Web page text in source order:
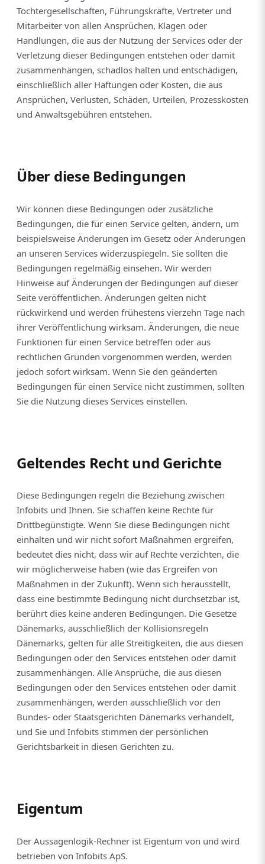
Tochtergesellschaften, Führungskräfte, Vertreter und
Mitarbeiter von allen Ansprüchen, Klagen oder
Handlungen, die aus der Nutzung der Services oder der
Verletzung dieser Bedingungen entstehen oder damit
zusammenhängen, schadlos halten und entschädigen,
einschließlich aller Haftungen oder Kosten, die aus
Ansprüchen, Verlusten, Schäden, Urteilen, Prozesskosten
und Anwaltsgebühren entstehen.
Über diese Bedingungen
Wir können diese Bedingungen oder zusätzliche
Bedingungen, die für einen Service gelten, ändern, um
beispielsweise Änderungen im Gesetz oder Änderungen
an unseren Services widerzuspiegeln. Sie sollten die
Bedingungen regelmäßig einsehen. Wir werden
Hinweise auf Änderungen der Bedingungen auf dieser
Seite veröffentlichen. Änderungen gelten nicht
rückwirkend und werden frühestens vierzehn Tage nach
ihrer Veröffentlichung wirksam. Änderungen, die neue
Funktionen für einen Service betreffen oder aus
rechtlichen Gründen vorgenommen werden, werden
jedoch sofort wirksam. Wenn Sie den geänderten
Bedingungen für einen Service nicht zustimmen, sollten
Sie die Nutzung dieses Services einstellen.
Geltendes Recht und Gerichte
Diese Bedingungen regeln die Beziehung zwischen
Infobits und Ihnen. Sie schaffen keine Rechte für
Drittbegünstigte. Wenn Sie diese Bedingungen nicht
einhalten und wir nicht sofort Maßnahmen ergreifen,
bedeutet dies nicht, dass wir auf Rechte verzichten, die
wir möglicherweise haben (wie das Ergreifen von
Maßnahmen in der Zukunft). Wenn sich herausstellt,
dass eine bestimmte Bedingung nicht durchsetzbar ist,
berührt dies keine anderen Bedingungen. Die Gesetze
Dänemarks, ausschließlich der Kollisionsregeln
Dänemarks, gelten für alle Streitigkeiten, die aus diesen
Bedingungen oder den Services entstehen oder damit
zusammenhängen. Alle Ansprüche, die aus diesen
Bedingungen oder den Services entstehen oder damit
zusammenhängen, werden ausschließlich vor den
Bundes- oder Staatsgerichten Dänemarks verhandelt,
und Sie und Infobits stimmen der persönlichen
Gerichtsbarkeit in diesen Gerichten zu.
Eigentum
Der Aussagenlogik-Rechner ist Eigentum von und wird
betrieben von Infobits ApS.